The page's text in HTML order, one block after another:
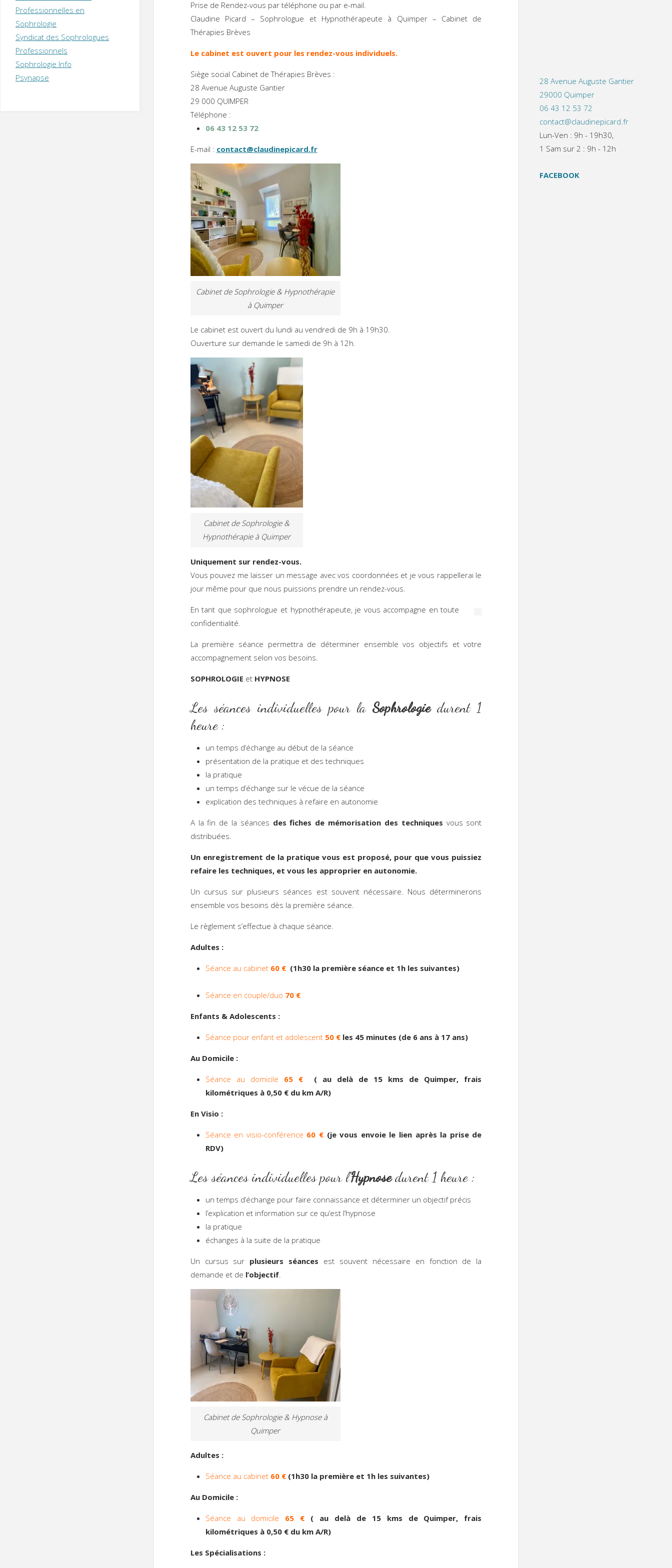
Prise de Rendez-vous par téléphone ou par e-mail.
Claudine Picard – Sophrologue et Hypnothérapeute à Quimper – Cabinet de
Thérapies Brèves
Le cabinet est ouvert pour les rendez-vous individuels.
Siège social Cabinet de Thérapies Brèves :
28 Avenue Auguste Gantier
29 000 QUIMPER
Téléphone :
06 43 12 53 72
E-mail : contact@claudinepicard.fr
Cabinet de Sophrologie & Hypnothérapie
à Quimper
Le cabinet est ouvert du lundi au vendredi de 9h à 19h30.
Ouverture sur demande le samedi de 9h à 12h.
Cabinet de Sophrologie &
Hypnothérapie à Quimper
Uniquement sur rendez-vous.
Vous pouvez me laisser un message avec vos coordonnées et je vous rappellerai le
jour même pour que nous puissions prendre un rendez-vous.
En tant que sophrologue et hypnothérapeute, je vous accompagne en toute
confidentialité.
La première séance permettra de déterminer ensemble vos objectifs et votre
accompagnement selon vos besoins.
SOPHROLOGIE et HYPNOSE
Les séances individuelles pour laSophrologiedurent 1
heure :
un temps d’échange au début de la séance
présentation de la pratique et des techniques
la pratique
un temps d’échange sur le vécue de la séance
explication des techniques à refaire en autonomie
A la fin de la séances des fiches de mémorisation des techniques vous sont
distribuées.
Un enregistrement de la pratique vous est proposé, pour que vous puissiez
refaire les techniques, et vous les approprier en autonomie.
Un cursus sur plusieurs séances est souvent nécessaire. Nous déterminerons
ensemble vos besoins dès la première séance.
Le règlement s’effectue à chaque séance.
Adultes :
Séance au cabinet 60 € (1h30 la première séance et 1h les suivantes)
Séance en couple/duo 70 €
Enfants & Adolescents :
Séance pour enfant et adolescent 50 €les 45 minutes (de 6 ans à 17 ans)
Au Domicile :
Séance au domicile 65 €( au delà de 15 kms de Quimper, frais
kilométriques à 0,50 € du km A/R)
En Visio :
Séance en visio-conférence 60 € (je vous envoie le lien après la prise de
RDV)
Les séances individuelles pour l’Hypnosedurent 1 heure :
un temps d’échange pour faire connaissance et déterminer un objectif précis
l’explication et information sur ce qu’est l’hypnose
la pratique
échanges à la suite de la pratique
Un cursus sur plusieurs séances est souvent nécessaire en fonction de la
demande et de l’objectif.
Cabinet de Sophrologie & Hypnose à
Quimper
Adultes :
Séance au cabinet 60 €(1h30 la première et 1h les suivantes)
Au Domicile :
Séance au domicile 65 € ( au delà de 15 kms de Quimper, frais
kilométriques à 0,50 € du km A/R)
Les Spécialisations :
Professionnelles en
Sophrologie
Syndicat des Sophrologues
Professionnels
Sophrologie Info
Psynapse
28 Avenue Auguste Gantier
29000 Quimper
06 43 12 53 72
contact@claudinepicard.fr
Lun-Ven : 9h - 19h30,
1 Sam sur 2 : 9h - 12h
FACEBOOK